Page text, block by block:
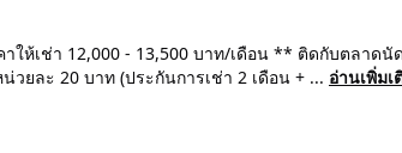
าให้เช่า 12,000 - 13,500 บาท/เดือน ** ติดกับตลา
ยละ 20 บาท (ประกันการเช่า 2 เดือน + ... อ่านเพิ่มเ